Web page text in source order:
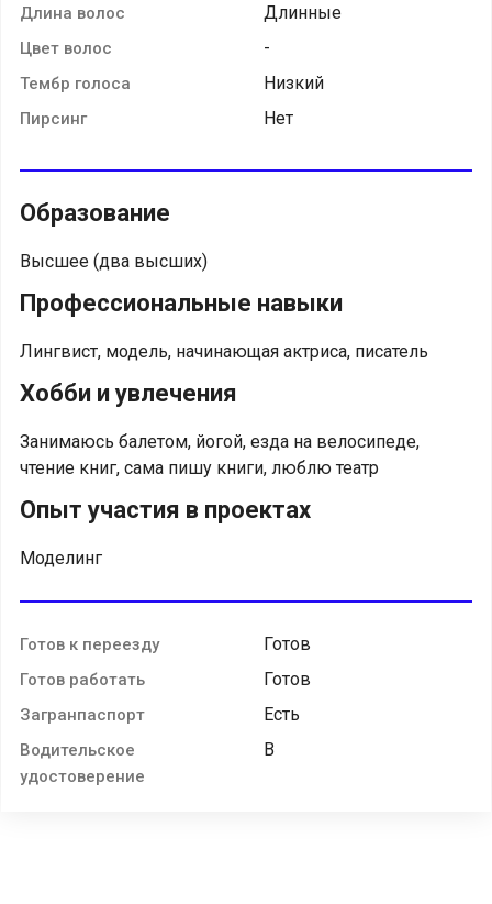
Длина волос Длинные
Цвет волос -
Тембр голоса Низкий
Пирсинг Нет
Образование
Высшее (два высших)
Профессиональные навыки
Лингвист, модель, начинающая актриса, писатель
Хобби и увлечения
Занимаюсь балетом, йогой, езда на велосипеде,
чтение книг, сама пишу книги, люблю театр
Опыт участия в проектах
Моделинг
Готов к переезду Готов
Готов работать Готов
Загранпаспорт Есть
Водительское
удостоверение
B